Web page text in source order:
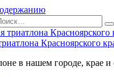
Красноярского
в нашем городе, крае и